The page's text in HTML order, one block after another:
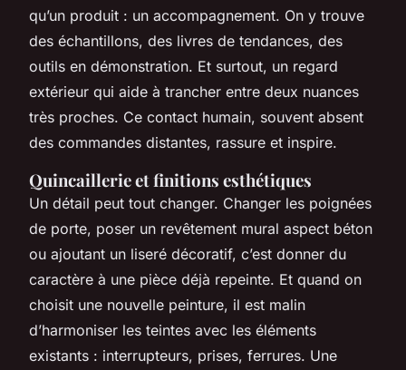
qu’un produit : un accompagnement. On y trouve
des échantillons, des livres de tendances, des
outils en démonstration. Et surtout, un regard
extérieur qui aide à trancher entre deux nuances
très proches. Ce contact humain, souvent absent
des commandes distantes, rassure et inspire.
Quincaillerie et finitions esthétiques
Un détail peut tout changer. Changer les poignées
de porte, poser un revêtement mural aspect béton
ou ajoutant un liseré décoratif, c’est donner du
caractère à une pièce déjà repeinte. Et quand on
choisit une nouvelle peinture, il est malin
d’harmoniser les teintes avec les éléments
existants : interrupteurs, prises, ferrures. Une